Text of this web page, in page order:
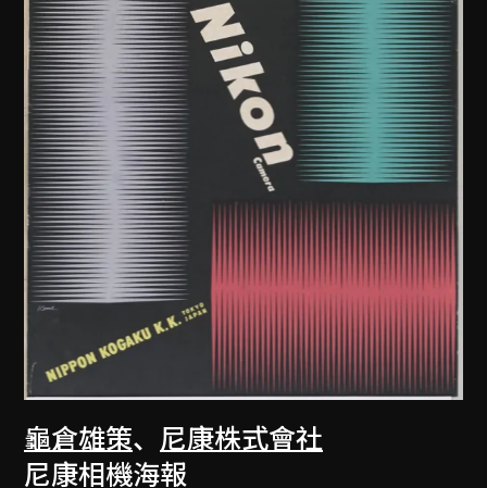
龜倉雄策、 尼康株式會社
尼康相機海報